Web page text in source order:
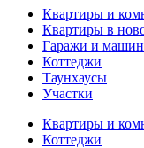
Квартиры и
Квартиры в
Гаражи и
Коттеджи
Таунхаусы
Участки
Квартиры и
Коттеджи